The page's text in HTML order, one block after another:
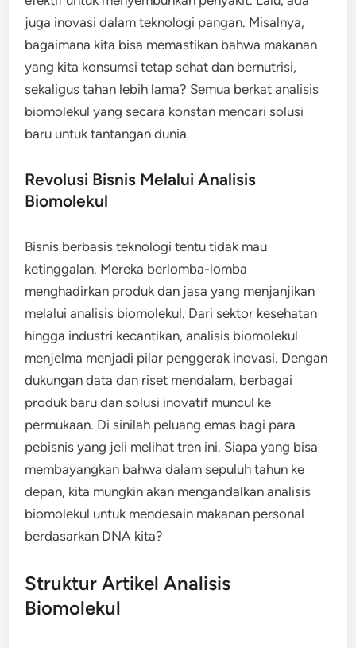
juga inovasi dalam teknologi pangan. Misalnya,
bagaimana kita bisa memastikan bahwa makanan
yang kita konsumsi tetap sehat dan bernutrisi,
sekaligus tahan lebih lama? Semua berkat analisis
biomolekul yang secara konstan mencari solusi
baru untuk tantangan dunia.
Revolusi Bisnis Melalui Analisis
Biomolekul
Bisnis berbasis teknologi tentu tidak mau
ketinggalan. Mereka berlomba-lomba
menghadirkan produk dan jasa yang menjanjikan
melalui analisis biomolekul. Dari sektor kesehatan
hingga industri kecantikan, analisis biomolekul
menjelma menjadi pilar penggerak inovasi. Dengan
dukungan data dan riset mendalam, berbagai
produk baru dan solusi inovatif muncul ke
permukaan. Di sinilah peluang emas bagi para
pebisnis yang jeli melihat tren ini. Siapa yang bisa
membayangkan bahwa dalam sepuluh tahun ke
depan, kita mungkin akan mengandalkan analisis
biomolekul untuk mendesain makanan personal
berdasarkan DNA kita?
Struktur Artikel Analisis
Biomolekul